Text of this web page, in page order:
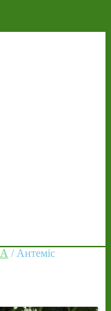
А / Антеміс